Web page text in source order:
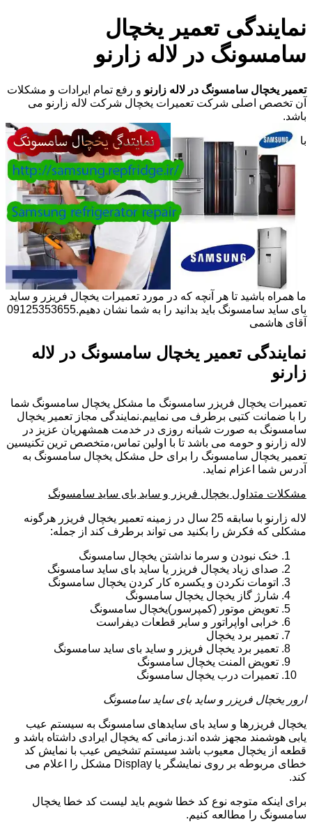
نمایندگی تعمیر یخچال
سامسونگ در لاله زارنو
تعمیر یخچال سامسونگ در لاله زارنو و رفع تمام ایرادات و مشکلات
آن تخصص اصلی شرکت تعمیرات یخچال شرکت لاله زارنو می
باشد.
با
ما همراه باشید تا هر آنچه که در مورد تعمیرات یخچال فریزر و ساید
بای ساید سامسونگ باید بدانید را به شما نشان دهیم.09125353655
آقای هاشمی
نمایندگی تعمیر یخچال سامسونگ در لاله
زارنو
تعمیرات یخچال فریزر سامسونگ ما مشکل یخچال سامسونگ شما
را با ضمانت کتبی برطرف می نماییم.نمایندگی مجاز تعمیر یخچال
سامسونگ به صورت شبانه روزی در خدمت همشهریان عزیز در
لاله زارنو و حومه می باشد تا با اولین تماس،متخصص ترین تکنیسین
تعمیر یخچال سامسونگ را برای حل مشکل یخچال سامسونگ به
آدرس شما اعزام نماید.
مشکلات متداول یخچال فریزر و ساید بای ساید سامسونگ
لاله زارنو با سابقه 25 سال در زمینه تعمیر یخچال فریزر هرگونه
مشکلی که فکرش را بکنید می تواند برطرف کند از جمله:
خنک نبودن و سرما نداشتن یخچال سامسونگ
صدای زیاد یخچال فریزر یا ساید بای ساید سامسونگ
اتومات نکردن و یکسره کار کردن یخچال سامسونگ
شارژ گاز یخچال یخچال سامسونگ
تعویض موتور (کمپرسور)یخچال سامسونگ
خرابی اواپراتور و سایر قطعات دیفراست
تعمیر برد یخچال
تعمیر برد یخچال فریزر و ساید بای ساید سامسونگ
تعویض المنت یخچال سامسونگ
تعمیرات درب یخچال سامسونگ
ارور یخچال فریزر و ساید بای ساید سامسونگ
یخچال فریزرها و ساید بای سایدهای سامسونگ به سیستم عیب
یابی هوشمند مجهز شده اند.زمانی که یخچال ایرادی داشتاه باشد و
قطعه از یخچال معیوب باشد سیستم تشخیص عیب با نمایش کد
خطای مربوطه بر روی نمایشگر یا Display مشکل را اعلام می
کند.
برای اینکه متوجه نوع کد خطا شویم باید لیست کد خطا یخچال
سامسونگ را مطالعه کنیم.